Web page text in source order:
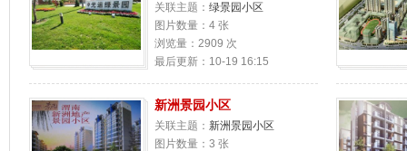
关联主题： 绿景园小区
图片数量：4 张
浏览量：2909 次
最后更新：10-19 16:15
新洲景园小区
关联主题： 新洲景园小区
图片数量：3 张